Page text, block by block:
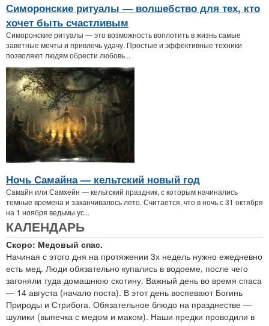
Симоронские ритуалы — волшебство для тех, кто
хочет быть счастливым
Симоронские ритуалы — это возможность воплотить в жизнь самые
заветные мечты и привлечь удачу. Простые и эффективные техники
позволяют людям обрести любовь...
Ночь Самайна — кельтский новый год
Самайн или Самхейн — кельтский праздник, с которым начинались
темные времена и заканчивалось лето. Считается, что в ночь с 31 октября
на 1 ноября ведьмы ус...
КАЛЕНДАРЬ
Скоро: Медовый спас.
Начиная с этого дня на протяжении 3х недель нужно ежедневно
есть мед. Люди обязательно купались в водоеме, после чего
загоняли туда домашнюю скотину. Важный день во время спаса
— 14 августа (начало поста). В этот день воспевают Богинь
Природы и Стрибога. Обязательное блюдо на празднестве —
шулики (выпечка с медом и маком). Наши предки проводили в